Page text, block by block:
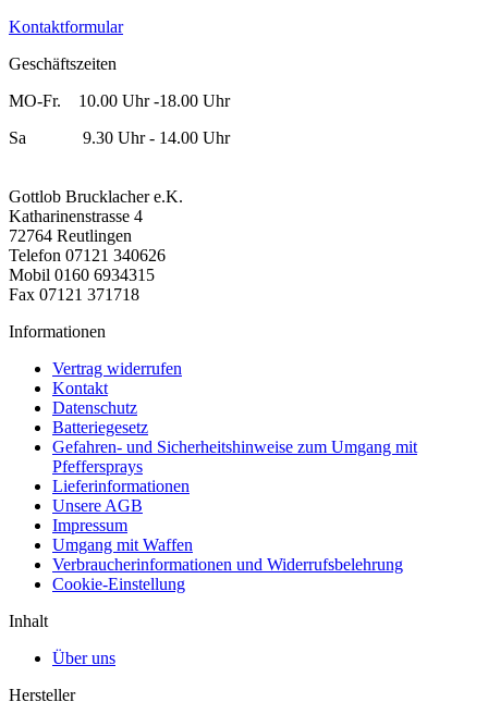
Kontaktformular
Geschäftszeiten
MO-Fr. 10.00 Uhr -18.00 Uhr
Sa 9.30 Uhr - 14.00 Uhr
Gottlob Brucklacher e.K.
Katharinenstrasse 4
72764 Reutlingen
Telefon 07121 340626
Mobil 0160 6934315
Fax 07121 371718
Informationen
Vertrag widerrufen
Kontakt
Datenschutz
Batteriegesetz
Gefahren- und Sicherheitshinweise zum Umgang mit
Pfeffersprays
Lieferinformationen
Unsere AGB
Impressum
Umgang mit Waffen
Verbraucherinformationen und Widerrufsbelehrung
Cookie-Einstellung
Inhalt
Über uns
Hersteller